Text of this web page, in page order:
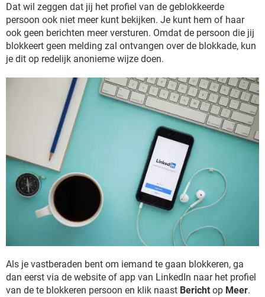
Dat wil zeggen dat jij het profiel van de geblokkeerde
persoon ook niet meer kunt bekijken. Je kunt hem of haar
ook geen berichten meer versturen. Omdat de persoon die jij
blokkeert geen melding zal ontvangen over de blokkade, kun
je dit op redelijk anonieme wijze doen.
Als je vastberaden bent om iemand te gaan blokkeren, ga
dan eerst via de website of app van LinkedIn naar het profiel
van de te blokkeren persoon en klik naast Bericht op Meer.